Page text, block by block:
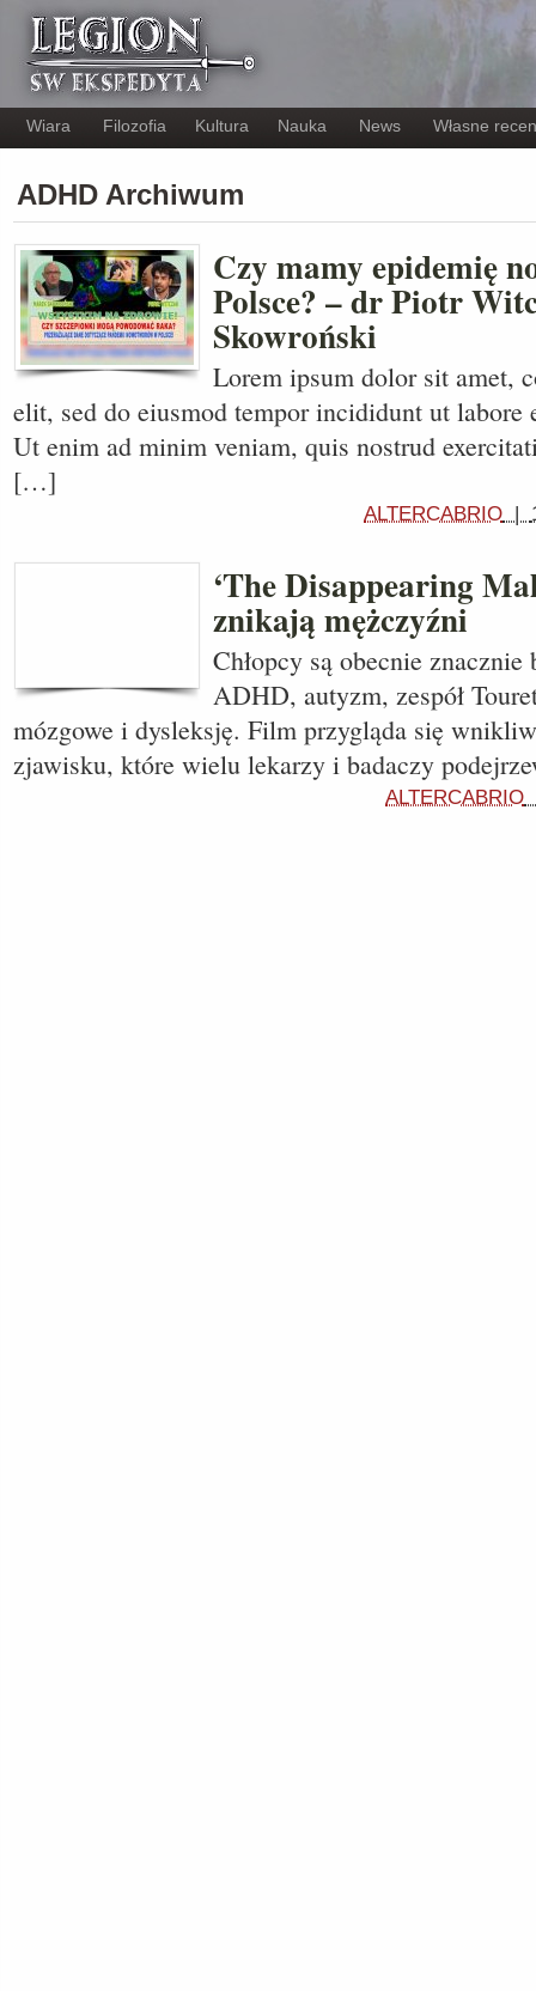
Wiara Filozofia Kultura Nauka News Własne
ADHD Archiwum
Czy mamy epidemię
Polsce? – dr Piotr
Skowroński
Lorem ipsum dolor sit amet,
elit, sed do eiusmod tempor incididunt ut labore
Ut enim ad minim veniam, quis nostrud
[…]
ALTERCABRIO |
‘The Disappearing
znikają mężczyźni
Chłopcy są obecnie
ADHD, autyzm, zespół
mózgowe i dysleksję. Film przygląda się
zjawisku, które wielu lekarzy i badaczy
ALTERCABRIO